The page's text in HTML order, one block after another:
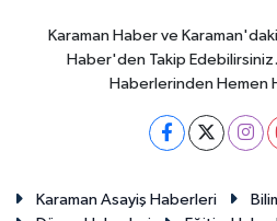
Karaman Haber ve
Haber'den Takip
Haberlerinden Hemen
Karaman Asayiş Haberleri